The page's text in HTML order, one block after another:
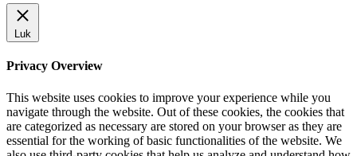
Luk
Privacy Overview
This website uses cookies to improve your experience while you
navigate through the website. Out of these cookies, the cookies that
are categorized as necessary are stored on your browser as they are
essential for the working of basic functionalities of the website. We